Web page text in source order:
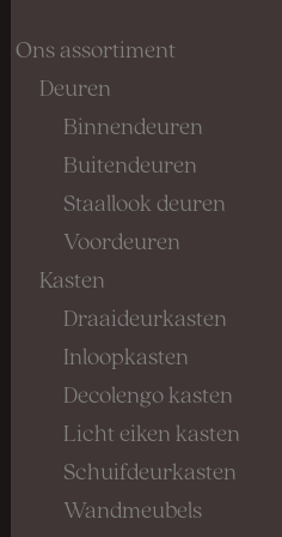
Ons assortiment
Deuren
Binnendeuren
Buitendeuren
Staallook deuren
Voordeuren
Kasten
Draaideurkasten
Inloopkasten
Decolengo kasten
Licht eiken kasten
Schuifdeurkasten
Wandmeubels